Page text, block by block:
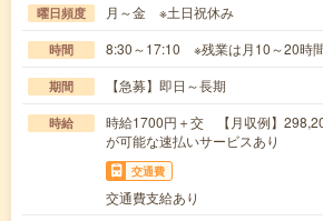
曜日頻度 月～金 ※土日祝休み
時間 8:30～17:10 ※残業は月10～20時間
期間 【急募】即日～長期
時給
時給1700円＋交 【月収例】
が可能な速払いサービスあり
交通費
交通費支給あり